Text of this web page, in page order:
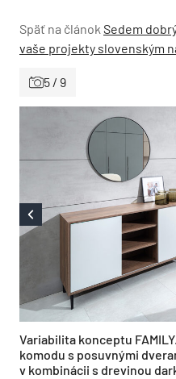
Späť na článok Sedem
vaše projekty slovenským
5 / 9
Variabilita konceptu
komodu s posuvnými
v kombinácii s drevinou